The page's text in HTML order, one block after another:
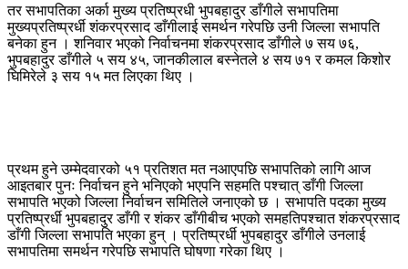
तर सभापतिका अर्का मुख्य प्रतिष्प्रधी भुपबहादुर डाँगीले सभापतिमा
मुख्यप्रतिष्प्रर्धी शंकरप्रसाद डाँगीलाई समर्थन गरेपछि उनी जिल्ला सभापति
बनेका हुन । शनिवार भएको निर्वाचनमा शंकरप्रसाद डाँगीले ७ सय ७६,
भुपबहादुर डाँगीले ५ सय ४५, जानकीलाल बस्नेतले ४ सय ७१ र कमल किशोर
घिमिरेले ३ सय १५ मत लिएका थिए ।
प्रथम हुने उम्मेदवारको ५१ प्रतिशत मत नआएपछि सभापतिको लागि आज
आइतबार पुनः निर्वाचन हुने भनिएको भएपनि सहमति पश्चात् डाँगी जिल्ला
सभापति भएको जिल्ला निर्वाचन समितिले जनाएको छ । सभापति पदका मुख्य
प्रतिष्प्रर्धी भुपबहादुर डाँगी र शंकर डाँगीबीच भएको समहतिपश्चात शंकरप्रसाद
डाँगी जिल्ला सभापति भएका हुन् । प्रतिष्प्रर्धी भुपबहादुर डाँगीले उनलाई
सभापतिमा समर्थन गरेपछि सभापति घोषणा गरेका थिए ।